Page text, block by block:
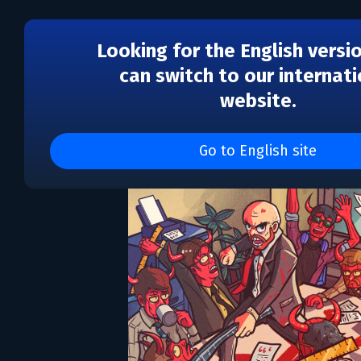
Looking for the English
can switch to our
website.
Go to English site
Monday Syndrome